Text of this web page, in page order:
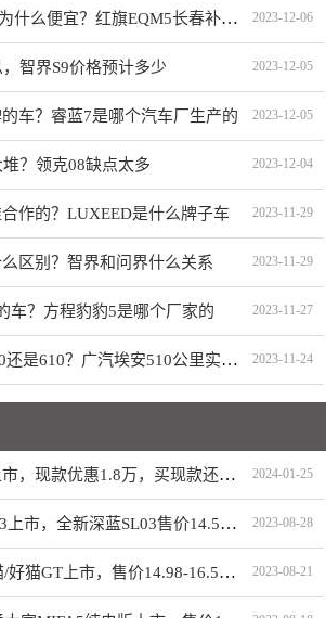
红旗EQM5吉林为什么便宜？红旗EQM5长春补贴政策 2023-12-06
智界S9价格预计多少 2023-12-05
车？睿蓝7是哪个汽车厂生产的 2023-12-05
？领克08缺点太多 2023-12-04
作的？LUXEED是什么牌子车 2023-11-29
区别？智界和问界什么关系 2023-11-29
车？方程豹豹5是哪个厂家的 2023-11-27
埃安Y Plus买510还是610？广汽埃安510公里实际跑多远 2023-11-24
新款海豚即将上市，现款优惠1.8万，买现款还是再等等 2024-01-25
2023款深蓝SL03上市，全新深蓝SL03售价14.59-19.19万元 2023-08-28
2024款欧拉好猫/好猫GT上市，售价14.98-16.58万元 2023-08-21